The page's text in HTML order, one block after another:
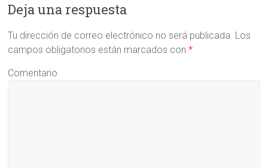
Deja una respuesta
Tu dirección de correo electrónico no será publicada. Los
campos obligatorios están marcados con*
Comentario